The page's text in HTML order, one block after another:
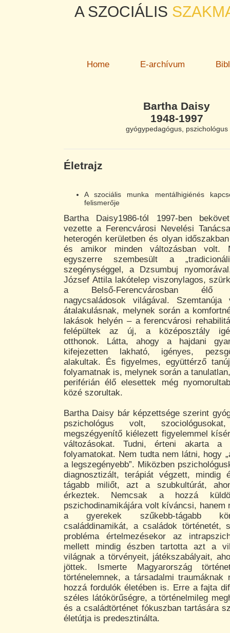
A SZOCIÁLIS
Home E-archívum
Bartha Daisy
1948-1997
gyógypedagógus, pszichológus
Életrajz
A szociális munka mentálhigiénés
felismerője
Bartha Daisy1986-tól 1997-ben
vezette a Ferencvárosi Nevelési
heterogén kerületben és olyan
és amikor minden változásban volt.
egyszerre szembesült a
szegénységgel, a Dzsumbuj
József Attila lakótelep viszonylagos,
a Belső-Ferencvárosban élő
nagycsaládosok világával.
átalakulásnak, melynek során a
lakások helyén – a ferencvárosi
felépültek az új, a középosztály
otthonok. Látta, ahogy a hajdani
kifejezetten lakható, igényes,
alakultak. És figyelmes, együttérző
folyamatnak is, melynek során a
periférián élő elesettek még
közé szorultak.
Bartha Daisy bár képzettsége szerint
pszichológus volt,
megszégyenítő kiélezett figyelemmel
változásokat. Tudni, érteni akarta a
folyamatokat. Nem tudta nem látni, hogy
a legszegényebb”. Miközben
diagnosztizált, terápiát végzett, mindig
tágabb miliőt, azt a szubkultúrát,
érkeztek. Nemcsak a hozzá
pszichodinamikájára volt kíváncsi, hanem
a gyerekek szűkebb-tágabb
családdinamikát, a családok történetét,
probléma értelmezésekor az
mellett mindig észben tartotta azt a
világnak a törvényeit, játékszabályait,
jöttek. Ismerte Magyarország
történelemnek, a társadalmi traumáknak
hozzá fordulók életében is. Erre a fajta
széles látókörűségre, a történelmileg
és a családtörténet fókuszban tartására
életútja is predesztinálta.